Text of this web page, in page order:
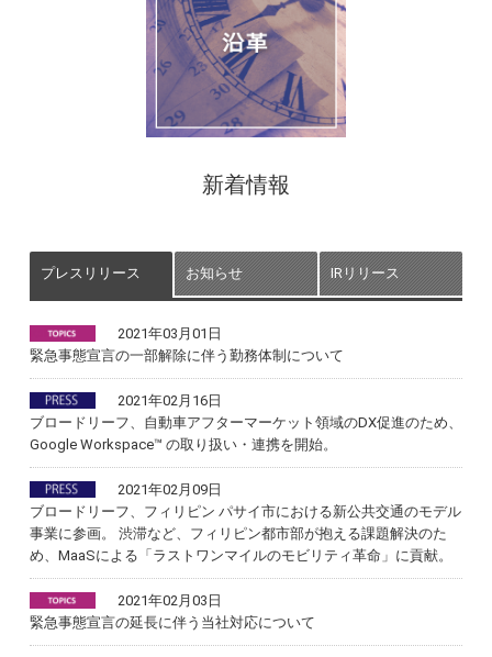
新着情報
プレスリリース お知らせ IRリリース
2021年03月01日
緊急事態宣言の一部解除に伴う勤務体制について
2021年02月16日
ブロードリーフ、自動車アフターマーケット領域のDX促進のため、
Google Workspace™️ の取り扱い・連携を開始。
2021年02月09日
ブロードリーフ、フィリピン パサイ市における新公共交通のモデル
事業に参画。 渋滞など、フィリピン都市部が抱える課題解決のた
め、MaaSによる「ラストワンマイルのモビリティ革命」に貢献。
2021年02月03日
緊急事態宣言の延長に伴う当社対応について